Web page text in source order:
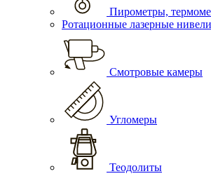
Пирометры,
Ротационные лазерные
Смотровые камеры
Угломеры
Теодолиты